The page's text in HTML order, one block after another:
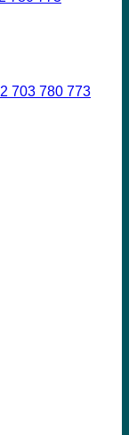
703 780 773